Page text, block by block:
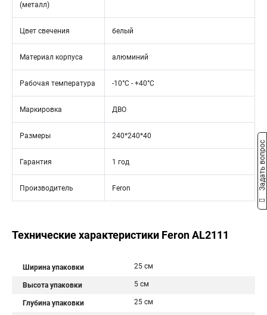
(металл)
Цвет свечения белый
Материал корпуса алюминий
Рабочая температура -10°C - +40°C
Маркировка ДВО
Размеры 240*240*40
Гарантия 1 год
Производитель Feron
Технические характеристики Feron AL2111
Ширина упаковки 25 см
Высота упаковки 5 см
Глубина упаковки 25 см
Задать вопрос